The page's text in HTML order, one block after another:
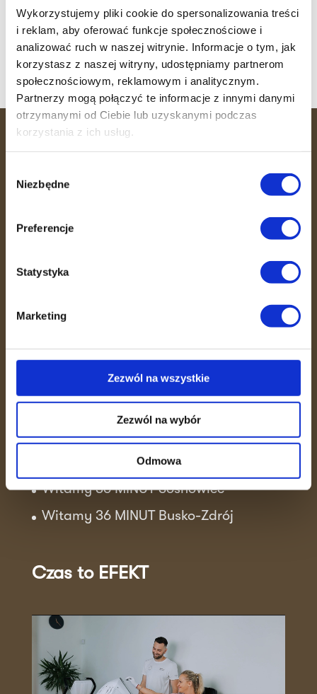
Wykorzystujemy pliki cookie do spersonalizowania treści
i reklam, aby oferować funkcje społecznościowe i
analizować ruch w naszej witrynie. Informacje o tym, jak
korzystasz z naszej witryny, udostępniamy partnerom
społecznościowym, reklamowym i analitycznym.
Partnerzy mogą połączyć te informacje z innymi danymi
otrzymanymi od Ciebie lub uzyskanymi podczas
korzystania z ich usług.
zgody
Niezbędne
Preferencje
Statystyka
Marketing
Zezwól na wszystkie
Zezwól na wybór
Odmowa
Witamy 36 MINUT Sosnowiec
Witamy 36 MINUT Busko-Zdrój
36 MINUT
36 MINUT to miejsce, gdzie efektywność
spotyka się ze wspierającą atmosferą.
treningowemu, opiece trenerów i
zdrowie w zaledwie 36 minut.
ludzi, którzy motywują do działania.
Aktualności
Sukcesy klubowiczek!
Trening wytrzymałościowo-siłowy
Witamy 36 MINUT Strzałkowo
Witamy 36 MINUT Sosnowiec
Witamy 36 MINUT Busko-Zdrój
Czas to EFEKT